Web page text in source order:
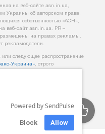
Powered by SendPulse
Block Allow
на веб-сайте asn.in.ua,
Украины об авторском праве.
собственностью «АСН»,
веб-сайт asn.іn.ua. PR –
на правах рекламы.
рекламодатели.
или следующее распространение
Украина», строго